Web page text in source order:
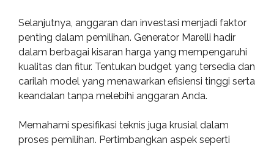
Selanjutnya, anggaran dan investasi menjadi faktor
penting dalam pemilihan. Generator Marelli hadir
dalam berbagai kisaran harga yang mempengaruhi
kualitas dan fitur. Tentukan budget yang tersedia dan
carilah model yang menawarkan efisiensi tinggi serta
keandalan tanpa melebihi anggaran Anda.
Memahami spesifikasi teknis juga krusial dalam
proses pemilihan. Pertimbangkan aspek seperti